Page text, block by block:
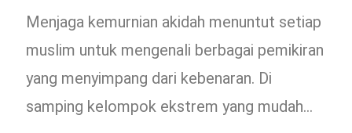
Menjaga kemurnian akidah menuntut setiap
muslim untuk mengenali berbagai pemikiran
yang menyimpang dari kebenaran. Di
samping kelompok ekstrem yang mudah…